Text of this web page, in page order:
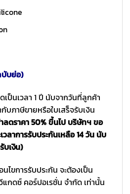
บับย่อ)
เป็นเวลา 1 ปี นับจากวันที่ลูกค้า
บภาษีขายหรือใบเสร็จรับเงิน
ดราคา 50% ขึ้นไป บริษัทฯ ขอ
ลาการรับประกันเหลือ 14 วัน นับ
บเงิน)
ไขการรับประกัน จะต้องเป็น
กดซ์ คอร์ปอเรชั่น จำกัด เท่านั้น